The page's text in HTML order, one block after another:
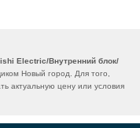
Electric/Внутренний блок/
Новый город. Для того,
актуальную цену или условия